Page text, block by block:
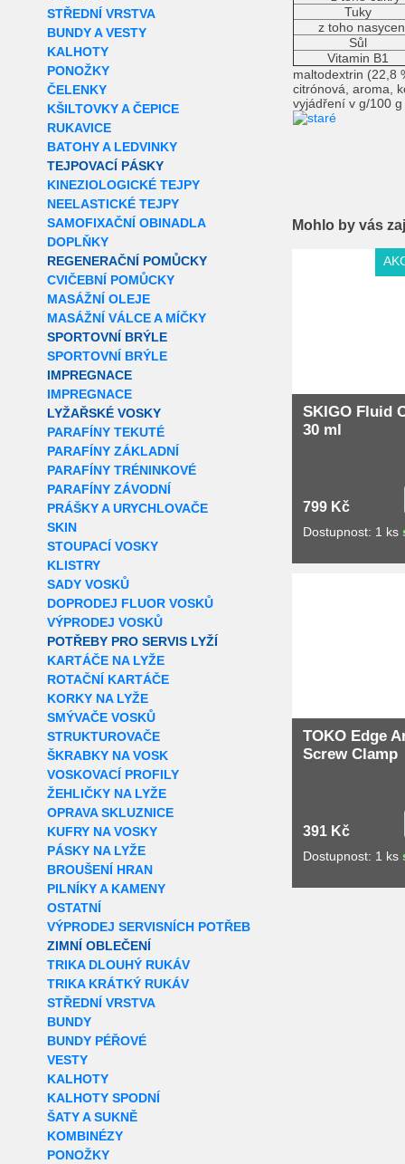
STŘEDNÍ VRSTVA
BUNDY A VESTY
KALHOTY
PONOŽKY
ČELENKY
KŠILTOVKY A ČEPICE
RUKAVICE
BATOHY A LEDVINKY
TEJPOVACÍ PÁSKY
KINEZIOLOGICKÉ TEJPY
NEELASTICKÉ TEJPY
SAMOFIXAČNÍ OBINADLA
DOPLŇKY
REGENERAČNÍ POMŮCKY
CVIČEBNÍ POMŮCKY
MASÁŽNÍ OLEJE
MASÁŽNÍ VÁLCE A MÍČKY
SPORTOVNÍ BRÝLE
SPORTOVNÍ BRÝLE
IMPREGNACE
IMPREGNACE
LYŽAŘSKÉ VOSKY
PARAFÍNY TEKUTÉ
PARAFÍNY ZÁKLADNÍ
PARAFÍNY TRÉNINKOVÉ
PARAFÍNY ZÁVODNÍ
PRÁŠKY A URYCHLOVAČE
SKIN
STOUPACÍ VOSKY
KLISTRY
SADY VOSKŮ
DOPRODEJ FLUOR VOSKŮ
VÝPRODEJ VOSKŮ
POTŘEBY PRO SERVIS LYŽÍ
KARTÁČE NA LYŽE
ROTAČNÍ KARTÁČE
KORKY NA LYŽE
SMÝVAČE VOSKŮ
STRUKTUROVAČE
ŠKRABKY NA VOSK
VOSKOVACÍ PROFILY
ŽEHLIČKY NA LYŽE
OPRAVA SKLUZNICE
KUFRY NA VOSKY
PÁSKY NA LYŽE
BROUŠENÍ HRAN
PILNÍKY A KAMENY
OSTATNÍ
VÝPRODEJ SERVISNÍCH POTŘEB
ZIMNÍ OBLEČENÍ
TRIKA DLOUHÝ RUKÁV
TRIKA KRÁTKÝ RUKÁV
STŘEDNÍ VRSTVA
BUNDY
BUNDY PÉŘOVÉ
VESTY
KALHOTY
KALHOTY SPODNÍ
ŠATY A SUKNĚ
KOMBINÉZY
PONOŽKY
Tuky
z toho
Sůl
Vitamin B1
maltodextrin (22,8
citrónová, aroma,
vyjádření v g/100
Mohlo by vás
SKIGO Fluid
30 ml
799 Kč
Dostupnost: 1 ks
TOKO Edge
Screw Clamp
391 Kč
Dostupnost: 1 ks